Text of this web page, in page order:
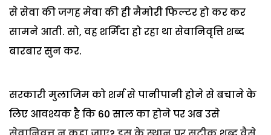
से सेवा की जगह मेवा की ही मैमोरी फिल्टर हो कर कर
सामने आती. सो, वह शर्मिंदा हो रहा था सेवानिवृत्ति शब्द
बारबार सुन कर.
सरकारी मुलाजिम को शर्म से पानीपानी होने से बचाने के
लिए आवश्यक है कि 60 साल का होने पर अब उसे